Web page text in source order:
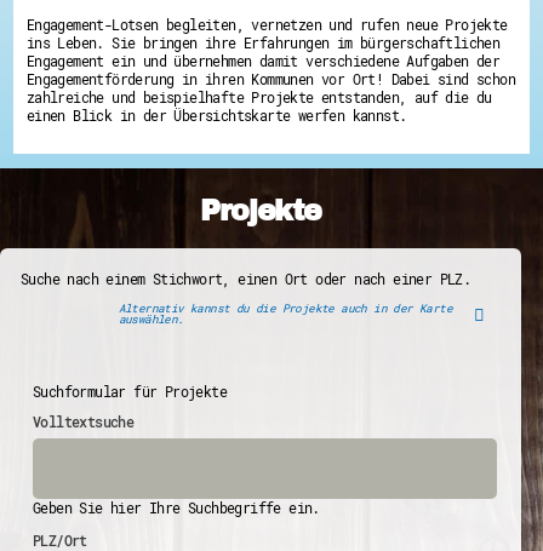
Engagement-Lotsen begleiten, vernetzen und rufen neue Projekte
ins Leben. Sie bringen ihre Erfahrungen im bürgerschaftlichen
Engagement ein und übernehmen damit verschiedene Aufgaben der
Engagementförderung in ihren Kommunen vor Ort! Dabei sind schon
zahlreiche und beispielhafte Projekte entstanden, auf die du
einen Blick in der Übersichtskarte werfen kannst.
Projekte
Suche nach einem Stichwort, einen Ort oder nach einer PLZ.
Alternativ kannst du die Projekte auch in der Karte
auswählen.
Suchformular für Projekte
Volltextsuche
Geben Sie hier Ihre Suchbegriffe ein.
PLZ/Ort